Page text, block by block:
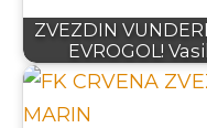
ZVEZDIN
EVROGOL!